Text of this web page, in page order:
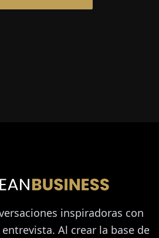
inspiradoras con
Al crear la base de